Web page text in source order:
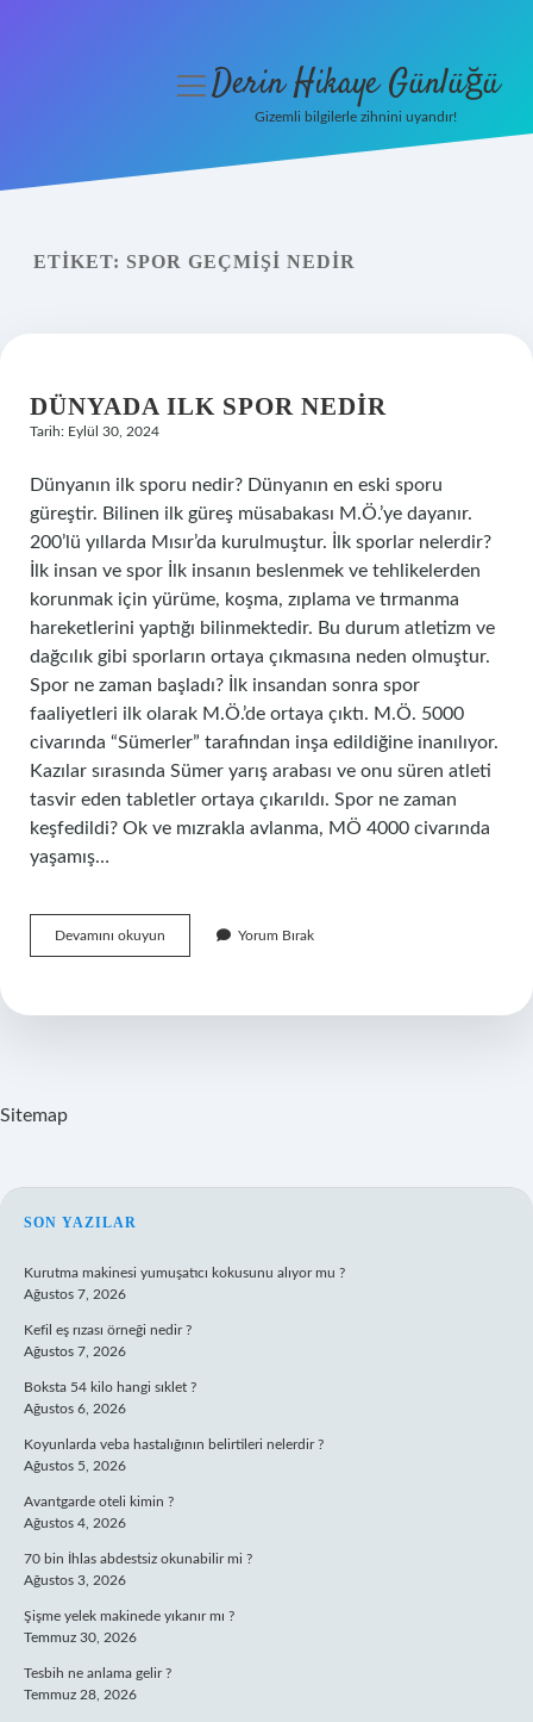
Yasal Uyarı
menüyüDerin Hikaye Günlüğü
Gizemli bilgilerle zihnini uyandır!
ETIKET: SPOR GEÇMIŞI NEDIR
DÜNYADA ILK SPOR NEDIR
Tarih: Eylül 30, 2024
Dünyanın ilk sporu nedir? Dünyanın en eski sporu
güreştir. Bilinen ilk güreş müsabakası M.Ö.’ye dayanır.
200’lü yıllarda Mısır’da kurulmuştur. İlk sporlar nelerdir?
İlk insan ve spor İlk insanın beslenmek ve tehlikelerden
korunmak için yürüme, koşma, zıplama ve tırmanma
hareketlerini yaptığı bilinmektedir. Bu durum atletizm ve
dağcılık gibi sporların ortaya çıkmasına neden olmuştur.
Spor ne zaman başladı? İlk insandan sonra spor
faaliyetleri ilk olarak M.Ö.’de ortaya çıktı. M.Ö. 5000
civarında “Sümerler” tarafından inşa edildiğine inanılıyor.
Kazılar sırasında Sümer yarış arabası ve onu süren atleti
tasvir eden tabletler ortaya çıkarıldı. Spor ne zaman
keşfedildi? Ok ve mızrakla avlanma, MÖ 4000 civarında
yaşamış…
Devamını okuyun Dünyada
Ilk
Yorum Bırak
Sitemap
SIDEBAR
SON YAZILAR
Kurutma makinesi yumuşatıcı kokusunu alıyor mu ?
Ağustos 7, 2026
Kefil eş rızası örneği nedir ?
Ağustos 7, 2026
Boksta 54 kilo hangi sıklet ?
Ağustos 6, 2026
Koyunlarda veba hastalığının belirtileri nelerdir ?
Ağustos 5, 2026
Avantgarde oteli kimin ?
Ağustos 4, 2026
70 bin İhlas abdestsiz okunabilir mi ?
Ağustos 3, 2026
Şişme yelek makinede yıkanır mı ?
Temmuz 30, 2026
Tesbih ne anlama gelir ?
Temmuz 28, 2026